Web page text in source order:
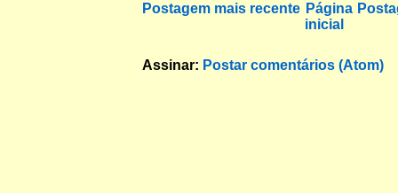
Postagem mais recente Página
inicial
Assinar: Postar comentários (Atom)